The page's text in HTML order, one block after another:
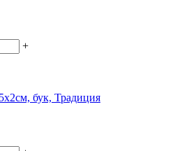
+
бук, Традиция